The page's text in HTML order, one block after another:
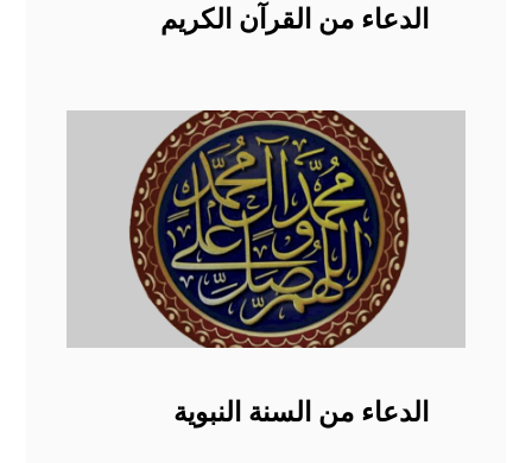
الدعاء من القرآن الكريم
الدعاء من السنة النبوية